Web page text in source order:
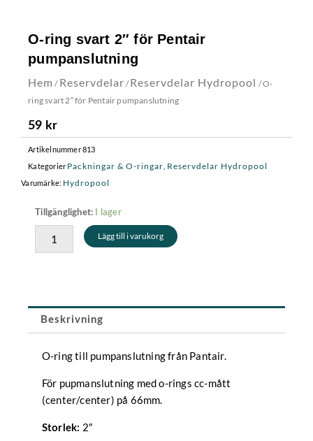
O-ring svart 2″ för Pentair
pumpanslutning
Hem / Reservdelar /Reservdelar Hydropool / O-
ring svart 2″ för Pentair pumpanslutning
59 kr
Artikelnummer813
Kategorier Packningar & O-ringar Reservdelar Hydropool
Varumärke: Hydropool
Tillgänglighet: I lager
O-
ring
svart
2"
mängd
Lägg till i varukorg
Beskrivning
O-ring till pumpanslutning från Pantair.
För pupmanslutning med o-rings cc-mått
(center/center) på 66mm.
Storlek: 2″